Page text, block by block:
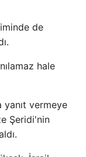
de
hale
yanıt vermeye
Şeridi'nin